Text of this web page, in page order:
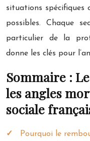
situations spécifiques
possibles. Chaque
particulier de la
donne les clés pour
Sommaire :
les angles
sociale
Pourquoi le